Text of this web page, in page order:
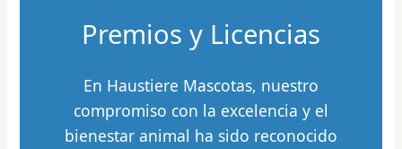
Premios y Licencias
En Haustiere Mascotas, nuestro
compromiso con la excelencia y el
bienestar animal ha sido reconocido